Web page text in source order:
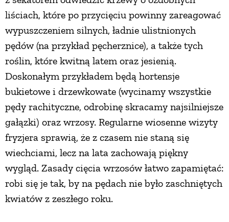
liściach, które po przycięciu powinny zareagować
wypuszczeniem silnych, ładnie ulistnionych
pędów (na przykład pęcherznice), a także tych
roślin, które kwitną latem oraz jesienią.
Doskonałym przykładem będą hortensje
bukietowe i drzewkowate (wycinamy wszystkie
pędy rachityczne, odrobinę skracamy najsilniejsze
gałązki) oraz wrzosy. Regularne wiosenne wizyty
fryzjera sprawią, że z czasem nie staną się
wiechciami, lecz na lata zachowają piękny
wygląd. Zasady cięcia wrzosów łatwo zapamiętać:
robi się je tak, by na pędach nie było zaschniętych
kwiatów z zeszłego roku.